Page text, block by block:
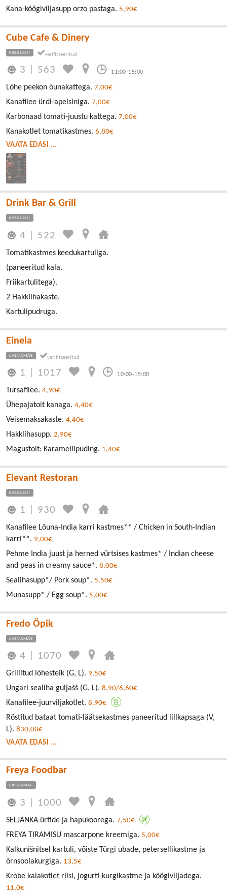
Kana-köögiviljasupp orzo pastaga. 5,90€
Cube Cafe & Dinery
KESKLINN
3 563 11:00-15:00
Lõhe peekon õunakattega. 7,00€
Kanafilee ürdi-apelsiniga. 7,00€
Karbonaad tomati-juustu kattega. 7,00€
Kanakotlet tomatikastmes. 6,80€
VAATA EDASI ...
Drink Bar & Grill
KESKLINN
4 522
Tomatikastmes keedukartuliga.
(paneeritud kala.
Friikartulitega).
2 Hakklihakaste.
Kartulipudruga.
Einela
LASNAMÄE
1 1017 10:00-15:00
Tursafilee. 4,90€
Ühepajatoit kanaga. 4,40€
Veisemaksakaste. 4,40€
Hakklihasupp. 2,90€
Magustoit: Karamellipuding. 1,40€
Elevant Restoran
KESKLINN
1 930
Kanafilee Lõuna-India karri kastmes** / Chicken in South-Indian
karri**. 9,00€
Pehme India juust ja herned vürtsises kastmes* / Indian cheese
and peas in creamy sauce*. 8,00€
Sealihasupp*/ Pork soup*. 5,50€
Munasupp* / Egg soup*. 5,00€
Fredo Öpik
LASNAMÄE
4 1070
Grillitud lõhesteik (G, L). 9,50€
Ungari sealiha guljašš (G, L). 8,90/6,60€
Kanafilee-juurviljakotlet. 8,90€
Röstitud bataat tomati-läätsekastmes paneeritud lillkapsaga (V,
L). 830,00€
VAATA EDASI ...
Freya Foodbar
LASNAMÄE
3 1000
SELJANKA ürtide ja hapukoorega. 7,50€
FREYA TIRAMISU mascarpone kreemiga. 5,00€
Kalkunišnitsel kartuli, võiste Türgi ubade, petersellikastme ja
õrnsoolakurgiga. 13,5€
Krõbe kalakotlet riisi, jogurti-kurgikastme ja köögiviljadega.
11,0€